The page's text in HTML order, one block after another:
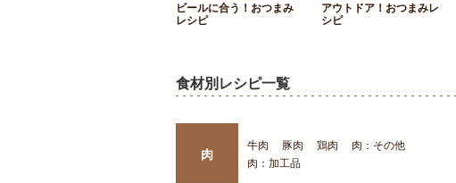
ビールに合う！おつまみ
レシピ
アウトドア！おつまみレ
シピ
食材別レシピ一覧
肉
牛肉 豚肉 鶏肉
肉：その他
肉：加工品